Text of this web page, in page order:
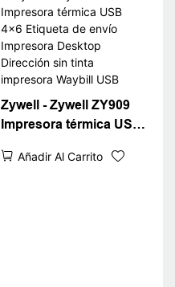
escritorio de etiqueta
de envío 4 "
Zywell - Zywell ZY909
Impresora térmica USB
Impresora Desktop
Añadir Al Carrito